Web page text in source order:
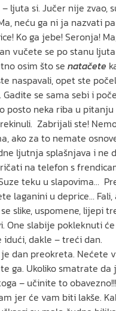
ljuta si. Jučer nije zvao,
neću ga ni ja nazvati
Ko ga jebe! Seronja!
vučete se po stanu
osim što se natačete
naspavali, opet ste
Gadite se sama sebi i
posto neka riba u
Zabrijali ste!
ako za to nemate
ljutnja splašnjava i ne
na telefon s
teku u slapovima…
laganini u deprice… Fali,
slike, uspomene, lijepi
One slabije pokleknuti
idući, dakle – treći dan.
dan preokreta. Nećete
ga. Ukoliko smatrate da
– učinite to
jer će vam biti lakše.